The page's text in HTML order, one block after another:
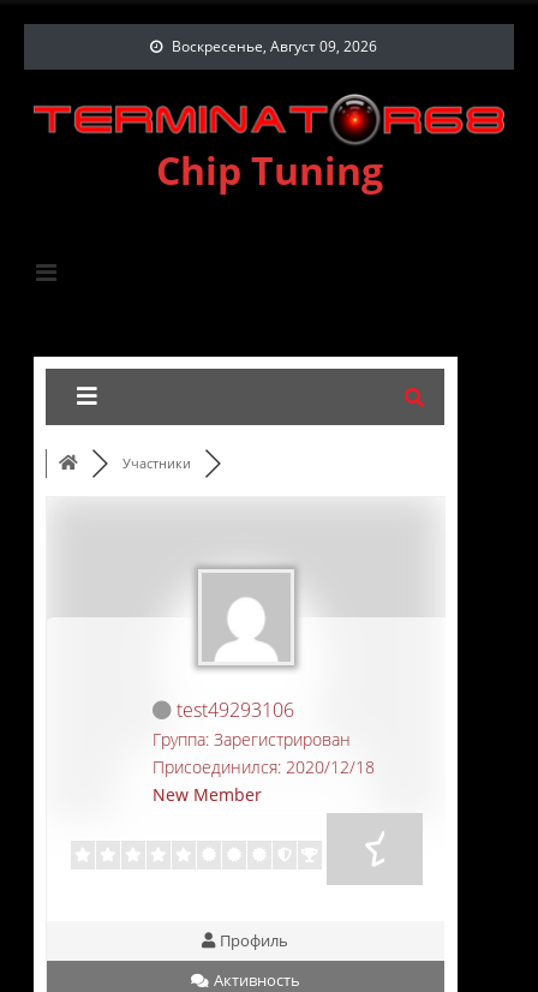
Воскресенье, Август 09, 2026
Chip Tuning
Участники
test49293106
Группа: Зарегистрирован
Присоединился: 2020/12/18
New Member
Профиль
Активность